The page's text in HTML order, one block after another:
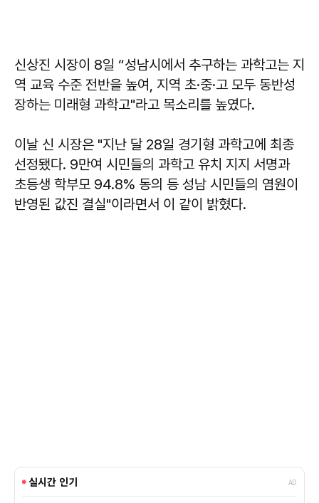
신상진 시장이 8일 “성남시에서 추구하는 과학고는 지
역 교육 수준 전반을 높여, 지역 초·중·고 모두 동반성
장하는 미래형 과학고"라고 목소리를 높였다.
이날 신 시장은 "지난 달 28일 경기형 과학고에 최종
선정됐다. 9만여 시민들의 과학고 유치 지지 서명과
초등생 학부모 94.8% 동의 등 성남 시민들의 염원이
반영된 값진 결실"이라면서 이 같이 밝혔다.